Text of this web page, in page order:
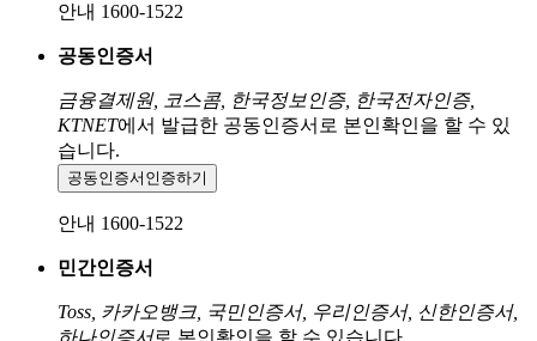
안내 1600-1522
공동인증서
금융결제원, 코스콤, 한국정보인증, 한국전자인증,
KTNET에서 발급한 공동인증서로 본인확인을 할 수 있
습니다.
공동인증서 인증하기
안내 1600-1522
민간인증서
Toss, 카카오뱅크, 국민인증서, 우리인증서, 신한인증서,